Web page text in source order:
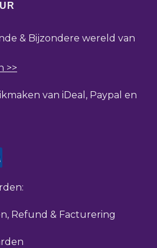
& Bijzondere wereld van
>>
van iDeal, Paypal en
Refund & Facturering